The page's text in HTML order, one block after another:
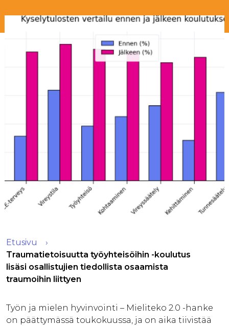
Etusivu
Traumatietoisuutta työyhteisöihin -koulutus
lisäsi osallistujien tiedollista osaamista
traumoihin liittyen
Työn ja mielen hyvinvointi – Mieliteko 2.0 -hanke
on päättymässä toukokuussa, ja on aika tiivistää